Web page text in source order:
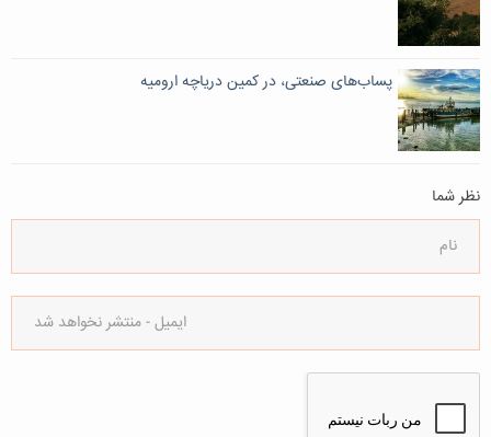
پساب‌های صنعتی، در کمین دریاچه ارومیه
نظر شما